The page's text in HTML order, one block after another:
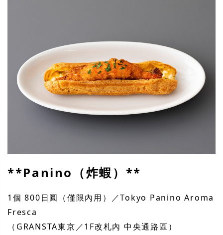
**Panino（炸蝦）**
1個 800日圓（僅限內用）／Tokyo Panino Aroma
Fresca
（GRANSTA東京／1F改札內 中央通路區）